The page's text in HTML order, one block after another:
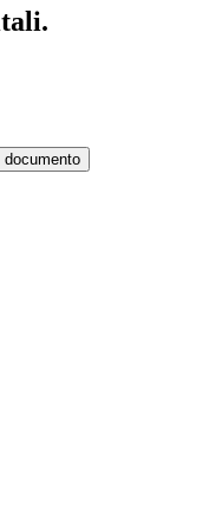
documento